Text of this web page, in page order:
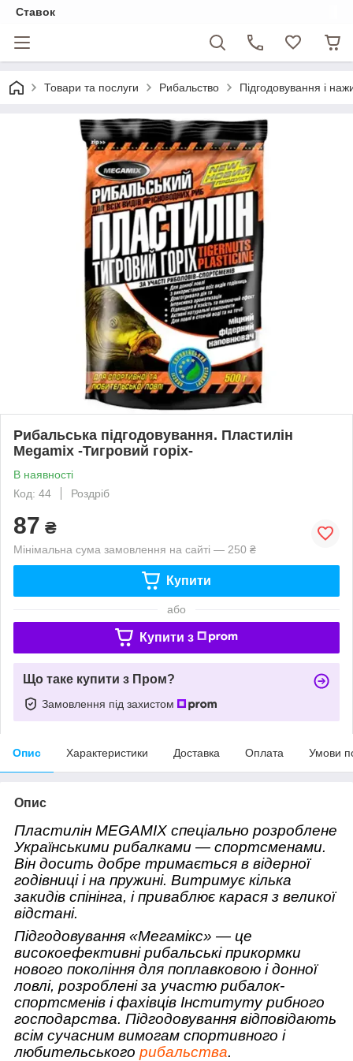
Ставок
Товари та послуги Рибальство Підгодовування і
Рибальська підгодовування. Пластилін
Megamix -Тигровий горіх-
В наявності
Код: 44
Роздріб
87 ₴
Мінімальна сума замовлення на сайті — 250 ₴
Купити
або
Купити з
Що таке купити з Пром?
Замовлення під захистом
Опис Характеристики Доставка Оплата Умови
Опис
Пластилін MEGAMIX спеціально розроблене
Українськими рибалками ― спортсменами.
Він досить добре тримається в відерної
годівниці і на пружині. Витримує кілька
закидів спінінга, і приваблює карася з великої
відстані.
Підгодовування «Мегамікс» ― це
високоефективні рибальські прикормки
нового покоління для поплавковою і донної
ловлі, розроблені за участю рибалок-
спортсменів і фахівців Інституту рибного
господарства. Підгодовування відповідають
всім сучасним вимогам спортивного і
любительського рибальства.